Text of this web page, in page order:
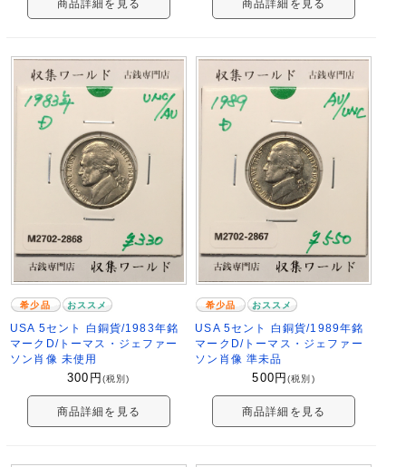
商品詳細を見る 商品詳細を見る
希少品 おススメ
USA 5セント 白銅貨/1983年銘
マークD/トーマス・ジェファー
ソン肖像 未使用
300 円 (税別)
商品詳細を見る
希少品 おススメ
USA 5セント 白銅貨/1989年銘
マークD/トーマス・ジェファー
ソン肖像 準未品
500 円(税別)
商品詳細を見る